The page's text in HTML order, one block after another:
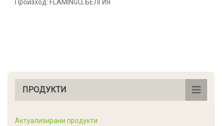
Произход: FLAMINGO, БЕЛГИЯ
ПРОДУКТИ
Актуализирани продукти